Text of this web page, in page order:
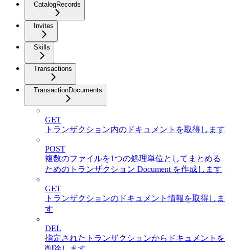
CatalogRecords
Invites
Skills
Transactions
TransactionDocuments
GET
トランザクション内のドキュメントを取得します
POST
複数のファイルを1つの処理単位としてまとめる
ためのトランザクション Document を作成します
GET
トランザクションのドキュメント情報を取得しま
す
DEL
指定されたトランザクションからドキュメントを